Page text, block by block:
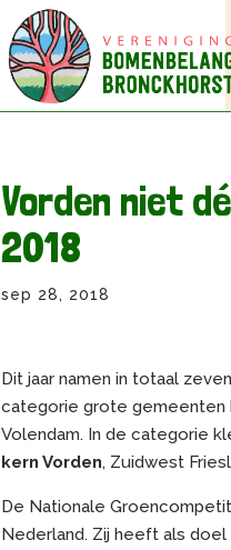
Vorden niet
2018
sep 28, 2018
Dit jaar namen in totaal
categorie grote gemeenten
Volendam. In de categorie
kern Vorden, Zuidwest
De Nationale
Nederland. Zij heeft als